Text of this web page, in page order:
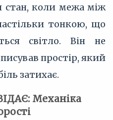
стан, коли межа між
тонкою, що
світло. Він не
простір, який
затихає.
Механіка